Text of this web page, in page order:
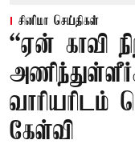
சினிமா செய்திகள்
“ஏன் காவி
வாரியரிடம்
கேள்வி